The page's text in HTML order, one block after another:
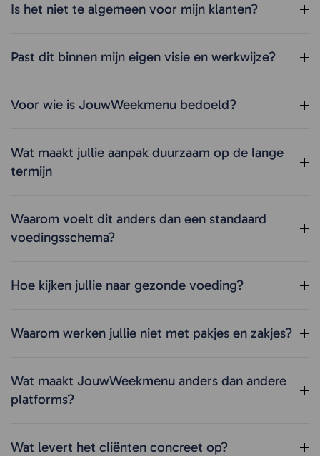
Is het niet te algemeen voor mijn klanten?
Past dit binnen mijn eigen visie en werkwijze?
Voor wie is JouwWeekmenu bedoeld?
Wat maakt jullie aanpak duurzaam op de lange
termijn
Waarom voelt dit anders dan een standaard
voedingsschema?
Hoe kijken jullie naar gezonde voeding?
Waarom werken jullie niet met pakjes en zakjes?
Wat maakt JouwWeekmenu anders dan andere
platforms?
Wat levert het cliënten concreet op?